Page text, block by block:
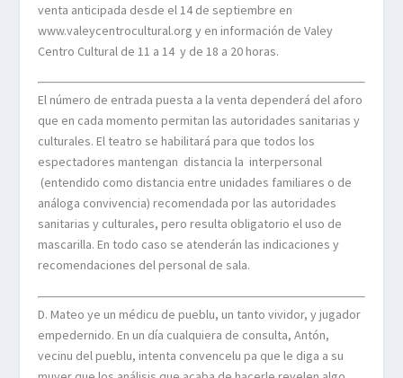
venta anticipada desde el14 de septiembre en
www.valeycentrocultural.org y en información de Valey
Centro Cultural de 11 a 14 y de 18 a 20 horas.
El número de entrada puesta a la venta dependerá del aforo
que en cada momento permitan las autoridades sanitarias y
culturales. El teatro se habilitará para que todos los
espectadores mantengan distancia la interpersonal
(entendido como distancia entre unidades familiares o de
análoga convivencia) recomendada por las autoridades
sanitarias y culturales, pero resulta obligatorio el uso de
mascarilla. En todo caso se atenderán las indicaciones y
recomendaciones del personal de sala.
D. Mateo ye un médicu de pueblu, un tanto vividor, y jugador
empedernido. En un día cualquiera de consulta, Antón,
vecinu del pueblu, intenta convencelu pa que le diga a su